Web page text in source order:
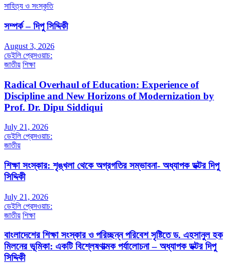
সাহিত্য ও সংস্কৃতি
সম্পর্ক – দিপু সিদ্দিকী
August 3, 2026
ডেইলি প্রেসওয়াচ:
জাতীয় শিক্ষা
Radical Overhaul of Education: Experience of
Discipline and New Horizons of Modernization by
Prof. Dr. Dipu Siddiqui
July 21, 2026
ডেইলি প্রেসওয়াচ:
জাতীয়
শিক্ষা সংস্কার: শৃঙ্খলা থেকে অগ্রগতির সম্ভাবনা- অধ্যাপক ডক্টর দিপু
সিদ্দিকী
July 21, 2026
ডেইলি প্রেসওয়াচ:
জাতীয় শিক্ষা
বাংলাদেশের শিক্ষা সংস্কার ও পরিচ্ছন্ন পরিবেশ সৃষ্টিতে ড. এহসানুল হক
মিলনের ভূমিকা: একটি বিশ্লেষণাত্মক পর্যালোচনা – অধ্যাপক ডক্টর দিপু
সিদ্দিকী